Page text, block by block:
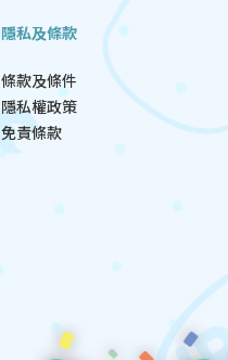
隱私及條款
條款及條件
隱私權政策
免責條款